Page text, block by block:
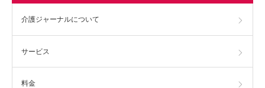
介護ジャーナルについて
サービス
料金